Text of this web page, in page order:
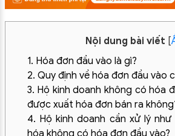
Nội dung bài viết [
1. Hóa đơn đầu vào là gì?
2. Quy định về hóa đơn đầu vào
3. Hộ kinh doanh không có hóa
được xuất hóa đơn bán ra
4. Hộ kinh doanh cần xử lý